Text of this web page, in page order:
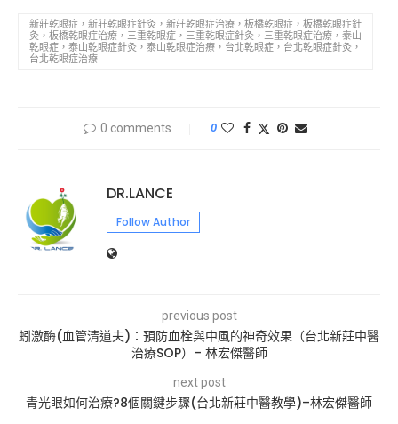
新莊乾眼症，新莊乾眼症針灸，新莊乾眼症治療，板橋乾眼症，板橋乾眼症針
灸，板橋乾眼症治療，三重乾眼症，三重乾眼症針灸，三重乾眼症治療，泰山
乾眼症，泰山乾眼症針灸，泰山乾眼症治療，台北乾眼症，台北乾眼症針灸，
台北乾眼症治療
0 comments 0
DR.LANCE
Follow Author
previous post
蚓激酶(血管清道夫)：預防血栓與中風的神奇效果（台北新莊中醫
治療SOP）– 林宏傑醫師
next post
青光眼如何治療?8個關鍵步驟(台北新莊中醫教學)–林宏傑醫師